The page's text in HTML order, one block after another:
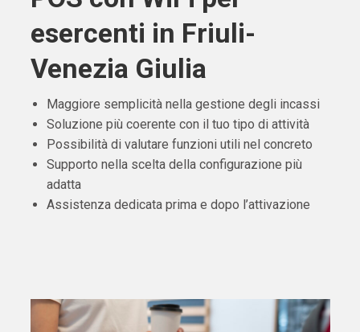
esercenti in Friuli-
Venezia Giulia
Maggiore semplicità nella gestione degli incassi
Soluzione più coerente con il tuo tipo di attività
Possibilità di valutare funzioni utili nel concreto
Supporto nella scelta della configurazione più
adatta
Assistenza dedicata prima e dopo l’attivazione